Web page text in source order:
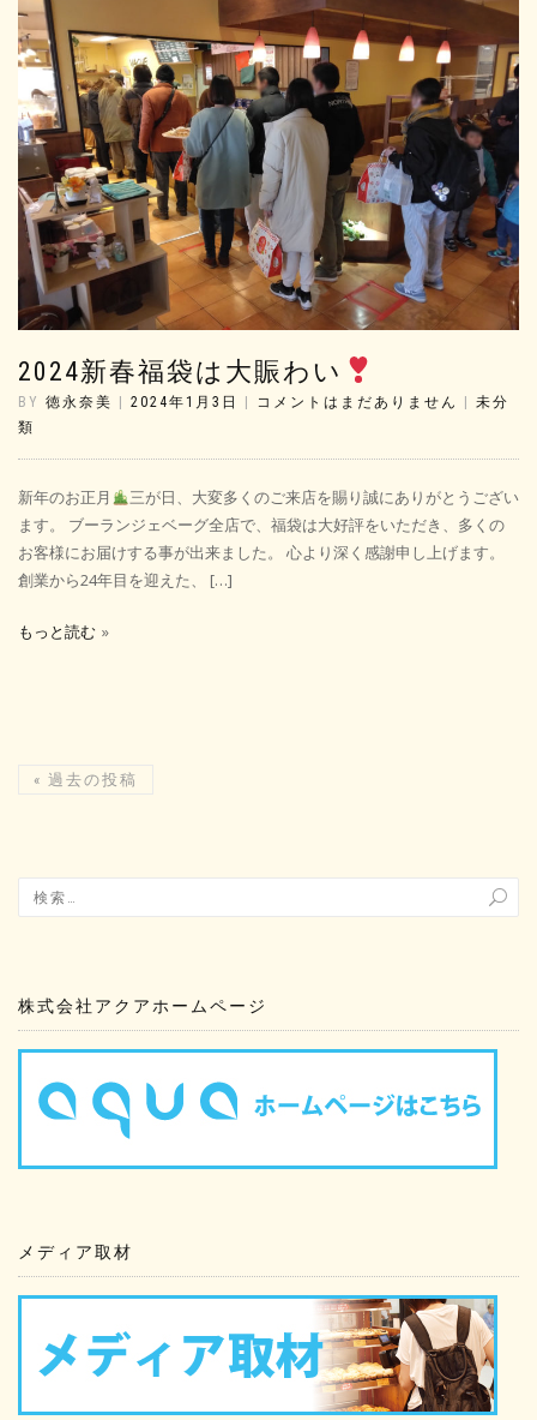
2024新春福袋は大賑わい
BY 徳永奈美 2024年1月3日 コメントはまだありません
未分
類
新年のお正月
三が日、大変多くのご来店を賜り誠にありがとうござい
ます。 ブーランジェベーグ全店で、福袋は大好評をいただき、多くの
お客様にお届けする事が出来ました。 心より深く感謝申し上げます。
創業から24年目を迎えた、 […]
もっと読む
« 過去の投稿
株式会社アクアホームページ
メディア取材